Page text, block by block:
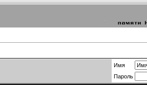
Имя
Пароль